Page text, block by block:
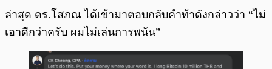
ล่าสุด ดร.โสภณ ได้เข้ามาตอบกลับคำท้าดังกล่าวว่า “ไม่
เอาดีกว่าครับ ผมไม่เล่นการพนัน”